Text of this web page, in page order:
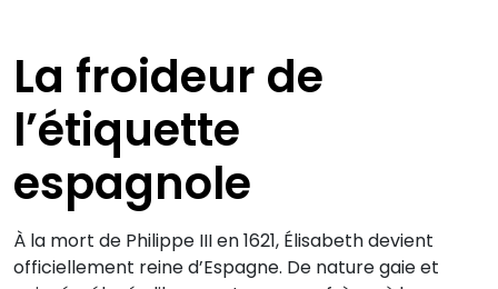
La froideur de
l’étiquette
espagnole
À la mort de Philippe III en 1621, Élisabeth devient
officiellement reine d’Espagne. De nature gaie et